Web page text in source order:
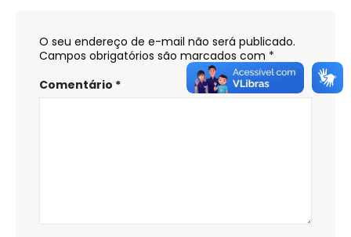
O seu endereço de e-mail não será publicado.
Campos obrigatórios são marcados com *
Comentário *